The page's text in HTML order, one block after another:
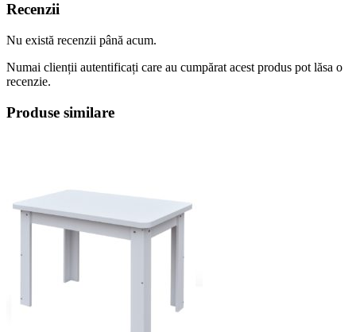
Recenzii
Nu există recenzii până acum.
Numai clienții autentificați care au cumpărat acest produs pot lăsa o
recenzie.
Produse similare